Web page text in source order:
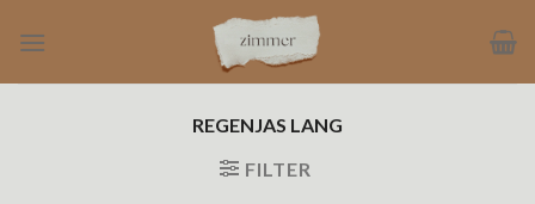
naar
REGENJAS LANG
FILTER